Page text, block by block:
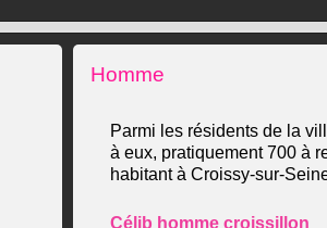
Homme
Parmi les résidents de la
à eux, pratiquement 700 à
habitant à Croissy-sur-
Célib homme croissillon